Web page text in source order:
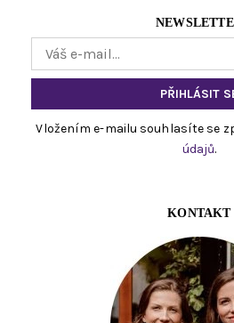
Vložením e-mailu souhlasíte se
údajů.
KONTAKT